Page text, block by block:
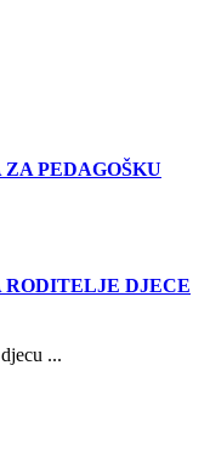
PEDAGOŠKU
DJECE
...